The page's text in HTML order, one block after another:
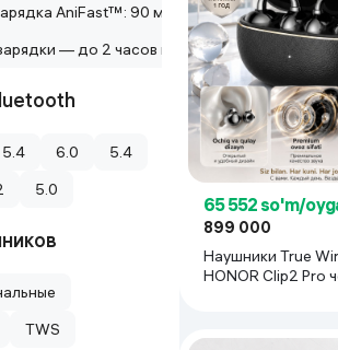
bog‘
AniFast™: 90 минут использования
— до 2 часов воспроизведения
6.0
5.4
5.0
TWS
65 552 so'm/
899 000
Наушники True
HONOR Clip2 Pro